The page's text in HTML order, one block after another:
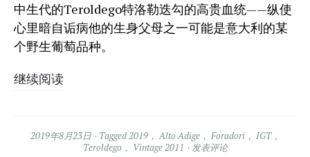
中生代的Teroldego特洛勒迭勾的高贵血统——纵使
心里暗自诟病他的生身父母之一可能是意大利的某
个野生葡萄品种。
继续阅读
2019年8月23日 Tagged2019，Alto Adige， Foradori， IGT，
Teroldego ， Vintage 2011 发表评论